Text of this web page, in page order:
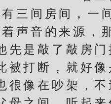
间房间，一间
音的来源，那
是敲了敲房门
被打断，就好
像在吵架，不